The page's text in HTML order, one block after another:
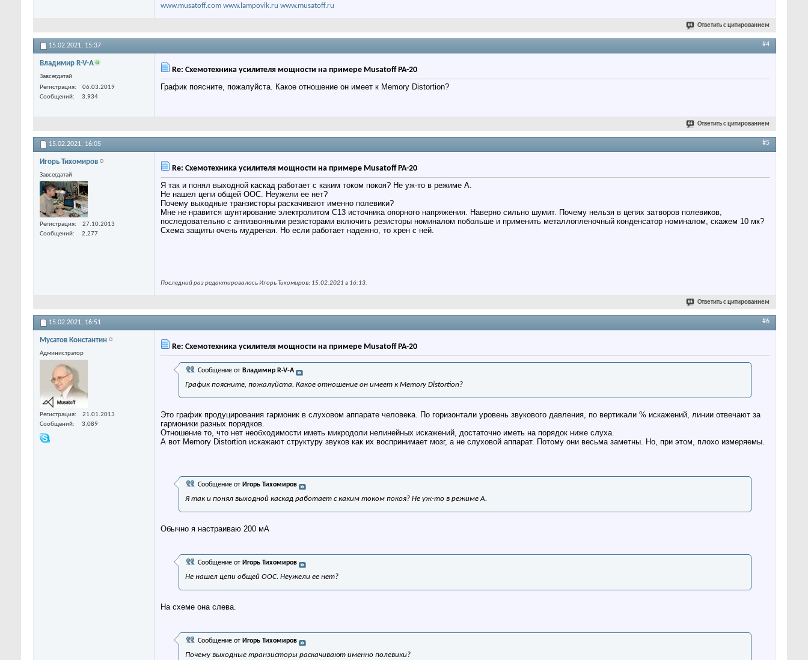
www.musatoff.com www.lampovik.ru www.musatoff.ru
Ответить с цитированием
15.02.2021, 15:37 #4
Владимир R-V-A
Завсегдатай
Регистрация
06.03.2019
Сообщений
3,934
Re: Схемотехника усилителя мощности на примере Musatoff PA-20
График поясните, пожалуйста. Какое отношение он имеет к Memory Distortion?
Ответить с цитированием
15.02.2021, 16:05 #5
Игорь Тихомиров
Завсегдатай
Регистрация
27.10.2013
Сообщений
2,277
Re: Схемотехника усилителя мощности на примере Musatoff PA-20
Я так и понял выходной каскад работает с каким током покоя? Не уж-то в режиме А.
Не нашел цепи общей ООС. Неужели ее нет?
Почему выходные транзисторы раскачивают именно полевики?
Мне не нравится шунтирование электролитом С13 источника опорного напряжения. Наверно сильно шумит. Почему нельзя в цепях затворов полевиков,
последовательно с антизвонными резисторами включить резисторы номиналом побольше и применить металлопленочный конденсатор номиналом, скажем 10 мк?
Схема защиты очень мудреная. Но если работает надежно, то хрен с ней.
Последний раз редактировалось Игорь Тихомиров; 15.02.2021 в 16:13.
Ответить с цитированием
15.02.2021, 16:51 #6
Мусатов Константин
Администратор
Регистрация
21.01.2013
Сообщений
3,089
Re: Схемотехника усилителя мощности на примере Musatoff PA-20
Сообщение от Владимир R-V-A
График поясните, пожалуйста. Какое отношение он имеет к Memory Distortion?
Это график продуцирования гармоник в слуховом аппарате человека. По горизонтали уровень звукового давления, по вертикали % искажений, линии отвечают за
гармоники разных порядков.
Отношение то, что нет необходимости иметь микродоли нелинейных искажений, достаточно иметь на порядок ниже слуха.
А вот Memory Distortion искажают структуру звуков как их воспринимает мозг, а не слуховой аппарат. Потому они весьма заметны. Но, при этом, плохо измеряемы.
Сообщение от Игорь Тихомиров
Я так и понял выходной каскад работает с каким током покоя? Не уж-то в режиме А.
Обычно я настраиваю 200 мА
Сообщение от Игорь Тихомиров
Не нашел цепи общей ООС. Неужели ее нет?
На схеме она слева.
Сообщение от Игорь Тихомиров
Почему выходные транзисторы раскачивают именно полевики?